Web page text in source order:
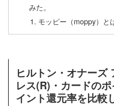
みた。
モッピー（moppy）と
ヒルトン・オナーズ
レス(R)・カードの
イント還元率を比較